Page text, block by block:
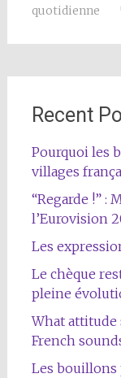
quotidienne
Recent
Pourquoi les
villages
“Regarde !” :
l’Eurovision
Les
Le chèque
pleine
What attitude
French
Les bouillons